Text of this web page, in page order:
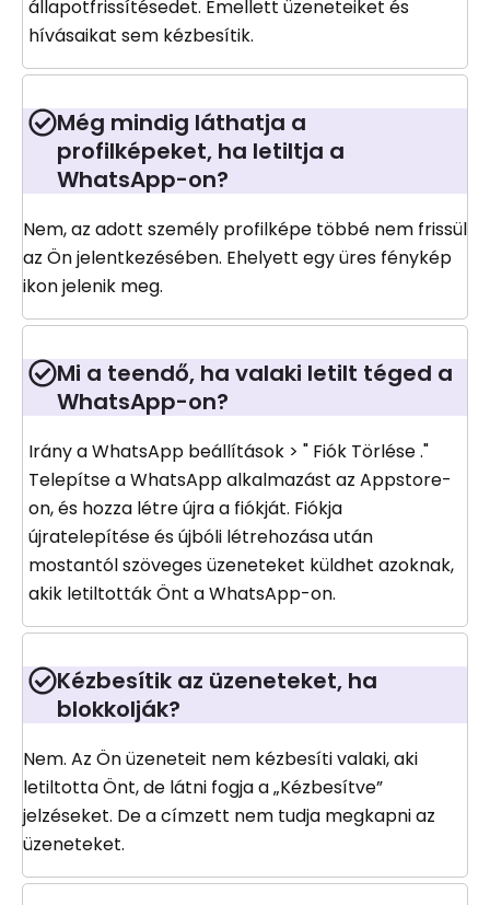
állapotfrissítésedet. Emellett üzeneteiket és
hívásaikat sem kézbesítik.
Még mindig láthatja a
profilképeket, ha letiltja a
WhatsApp-on?
Nem, az adott személy profilképe többé nem frissül
az Ön jelentkezésében. Ehelyett egy üres fénykép
ikon jelenik meg.
Mi a teendő, ha valaki letilt téged a
WhatsApp-on?
Irány a WhatsApp beállítások > " Fiók Törlése ."
Telepítse a WhatsApp alkalmazást az Appstore-
on, és hozza létre újra a fiókját. Fiókja
újratelepítése és újbóli létrehozása után
mostantól szöveges üzeneteket küldhet azoknak,
akik letiltották Önt a WhatsApp-on.
Kézbesítik az üzeneteket, ha
blokkolják?
Nem. Az Ön üzeneteit nem kézbesíti valaki, aki
letiltotta Önt, de látni fogja a „Kézbesítve”
jelzéseket. De a címzett nem tudja megkapni az
üzeneteket.